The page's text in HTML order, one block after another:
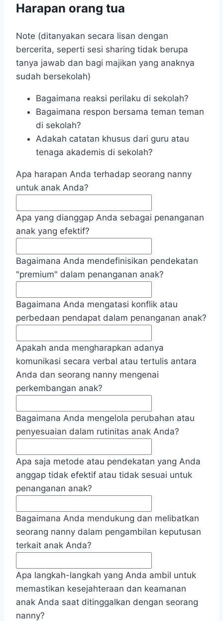
Harapan orang tua
Note (ditanyakan secara lisan dengan
bercerita, seperti sesi sharing tidak berupa
tanya jawab dan bagi majikan yang anaknya
sudah bersekolah)
Bagaimana reaksi perilaku di sekolah?
Bagaimana respon bersama teman teman
di sekolah?
Adakah catatan khusus dari guru atau
tenaga akademis di sekolah?
Apa harapan Anda terhadap seorang nanny
untuk anak Anda?
Apa yang dianggap Anda sebagai penanganan
anak yang efektif?
Bagaimana Anda mendefinisikan pendekatan
"premium" dalam penanganan anak?
Bagaimana Anda mengatasi konflik atau
perbedaan pendapat dalam penanganan anak?
Apakah anda mengharapkan adanya
komunikasi secara verbal atau tertulis antara
Anda dan seorang nanny mengenai
perkembangan anak?
Bagaimana Anda mengelola perubahan atau
penyesuaian dalam rutinitas anak Anda?
Apa saja metode atau pendekatan yang Anda
anggap tidak efektif atau tidak sesuai untuk
penanganan anak?
Bagaimana Anda mendukung dan melibatkan
seorang nanny dalam pengambilan keputusan
terkait anak Anda?
Apa langkah-langkah yang Anda ambil untuk
memastikan kesejahteraan dan keamanan
anak Anda saat ditinggalkan dengan seorang
nanny?